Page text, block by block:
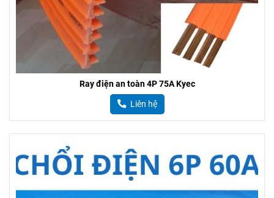
Ray điện an toàn 4P 75A Kyec
Liên hệ